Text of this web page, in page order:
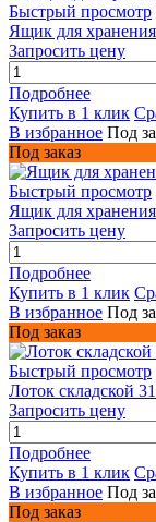
Быстрый просмотр
Ящик для
Запросить цену
Подробнее
Купить в 1 клик
В избранное Под
Под заказ
Быстрый просмотр
Ящик для
Запросить цену
Подробнее
Купить в 1 клик
В избранное Под
Под заказ
Быстрый просмотр
Лоток складской
Запросить цену
Подробнее
Купить в 1 клик
В избранное Под
Под заказ